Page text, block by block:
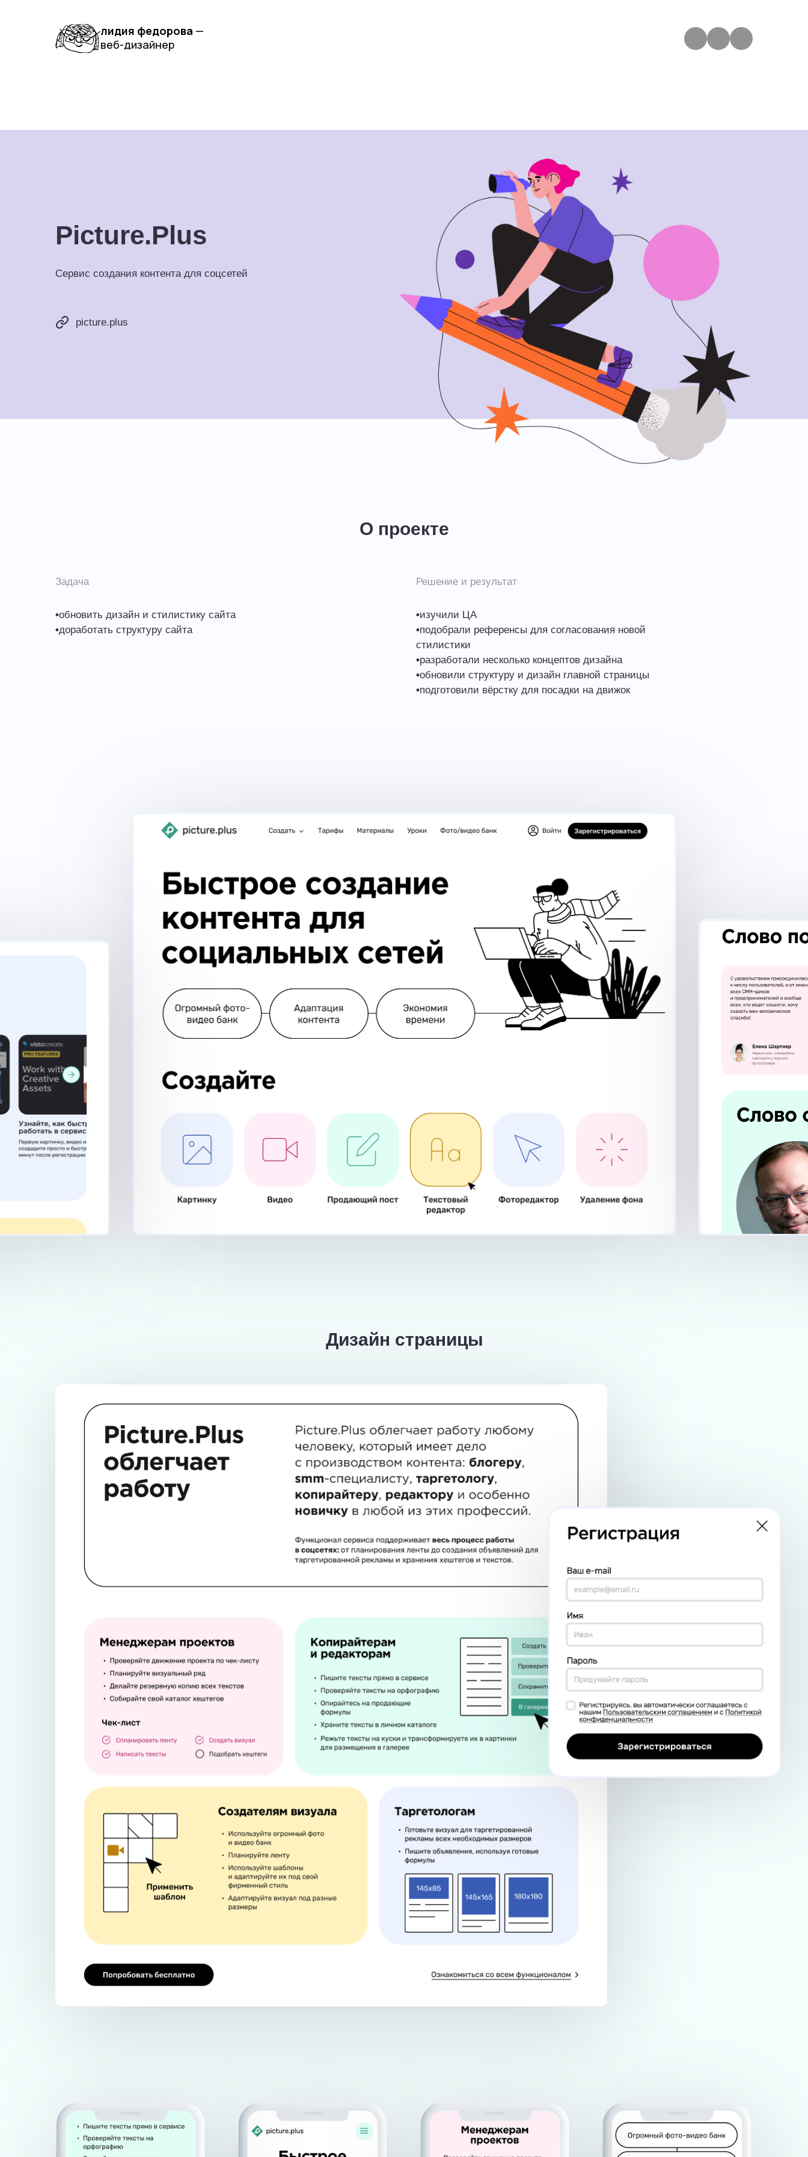
лидия федорова —
веб-дизайнер
Picture.Plus
Сервис создания контента для соцсетей
picture.plus
О проекте
Задача
•обновить дизайн и стилистику сайта
•доработать структуру сайта
Решение и результат
•изучили ЦА
•подобрали референсы для согласования новой
стилистики
•разработали несколько концептов дизайна
•обновили структуру и дизайн главной страницы
•подготовили вёрстку для посадки на движок
Дизайн страницы